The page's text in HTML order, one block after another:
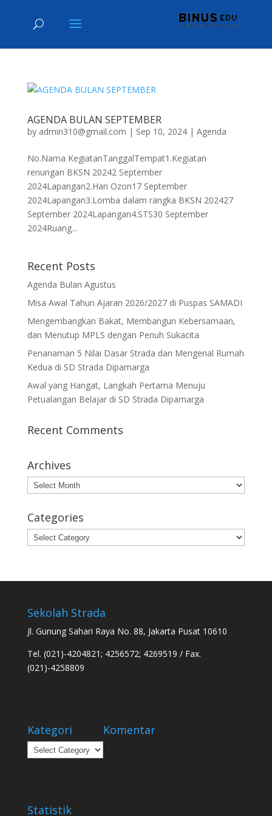
AGENDA BULAN SEPTEMBER
by admin310@gmail.com | Sep 10, 2024| Agenda
No.Nama KegiatanTanggalTempat1.Kegiatan
renungan BKSN 20242 September
2024Lapangan2.Hari Ozon17 September
2024Lapangan3.Lomba dalam rangka BKSN 202427
September 2024Lapangan4.STS30 September
2024Ruang...
Recent Posts
Agenda Bulan Agustus
Misa Awal Tahun Ajaran 2026/2027 di Puspas SAMADI
Mengembangkan Bakat, Membangun Kebersamaan,
dan Menutup MPLS dengan Penuh Sukacita
Penanaman 5 Nilai Dasar Strada dan Mengenal Rumah
Kedua di SD Strada Dipamarga
Awal yang Hangat, Langkah Pertama Menuju
Petualangan Belajar di SD Strada Dipamarga
Recent Comments
Archives
Archives
Categories
Categories
Sekolah Strada
Jl. Gunung Sahari Raya No. 88, Jakarta Pusat 10610
Tel. (021)-4204821; 4256572; 4269519 / Fax.
(021)-4258809
Kategori
Kategori
Komentar
Statistik